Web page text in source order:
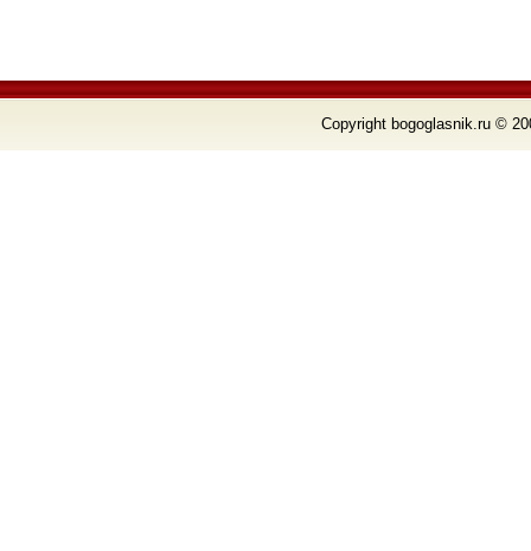
Copyright bogoglasnik.ru ©